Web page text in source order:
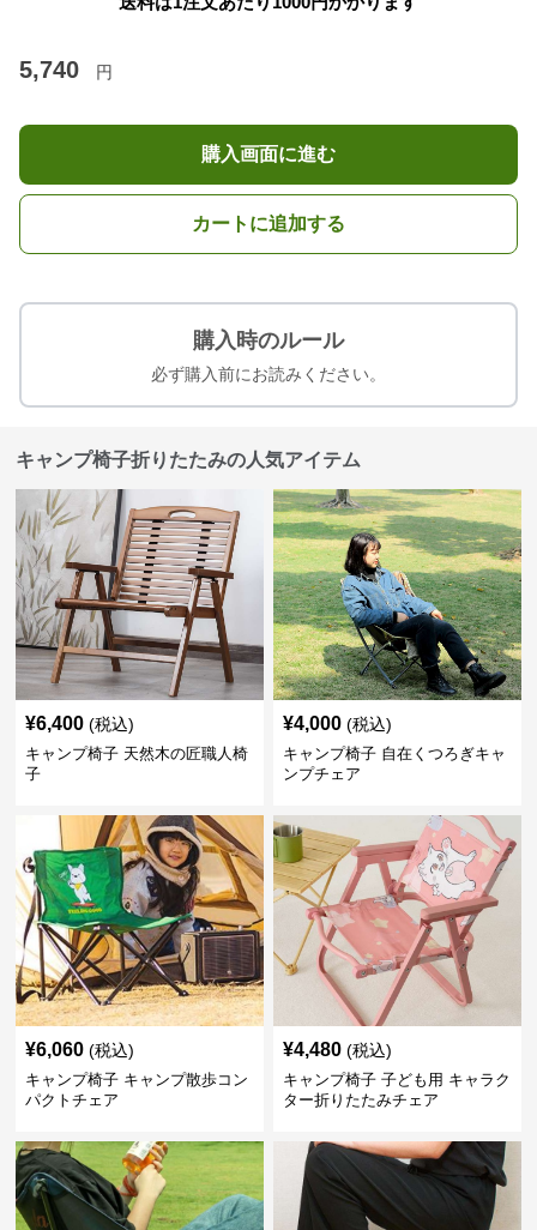
5,740 円
購入画面に進む
カートに追加する
購入時のルール
必ず購入前にお読みください。
キャンプ椅子折りたたみの人気アイテム
¥6,400 (税込)
キャンプ椅子 天然木の匠職人椅
子
¥4,000 (税込)
キャンプ椅子 自在くつろぎキャ
ンプチェア
¥6,060 (税込)
キャンプ椅子 キャンプ散歩コン
パクトチェア
¥4,480 (税込)
キャンプ椅子 子ども用 キャラク
ター折りたたみチェア